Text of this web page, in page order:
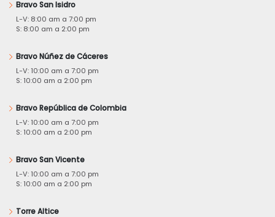
Bravo San Isidro
L-V: 8:00 am a 7:00 pm
S: 8:00 am a 2:00 pm
Bravo Núñez de Cáceres
L-V: 10:00 am a 7:00 pm
S: 10:00 am a 2:00 pm
Bravo República de Colombia
L-V: 10:00 am a 7:00 pm
S: 10:00 am a 2:00 pm
Bravo San Vicente
L-V: 10:00 am a 7:00 pm
S: 10:00 am a 2:00 pm
Torre Altice